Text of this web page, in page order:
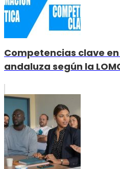
Competencias clave
andaluza según la